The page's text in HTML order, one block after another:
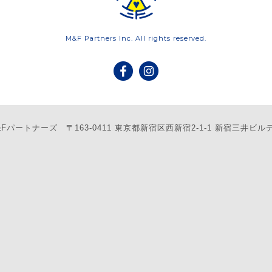
M&F Partners Inc. All rights reserved.
パートナーズ 〒163-0411 東京都新宿区西新宿2-1-1 新宿三井ビル